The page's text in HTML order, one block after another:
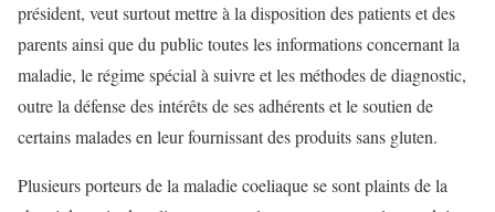
président, veut surtout mettre à la disposition des patients et des
parents ainsi que du public toutes les informations concernant la
maladie, le régime spécial à suivre et les méthodes de diagnostic,
outre la défense des intérêts de ses adhérents et le soutien de
certains malades en leur fournissant des produits sans gluten.
Plusieurs porteurs de la maladie coeliaque se sont plaints de la